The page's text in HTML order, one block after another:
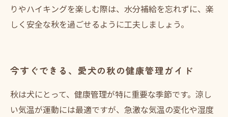
りやハイキングを楽しむ際は、水分補給を忘れずに、楽
しく安全な秋を過ごせるように工夫しましょう。
今すぐできる、愛犬の秋の健康管理ガイド
秋は犬にとって、健康管理が特に重要な季節です。涼し
い気温が運動には最適ですが、急激な気温の変化や湿度